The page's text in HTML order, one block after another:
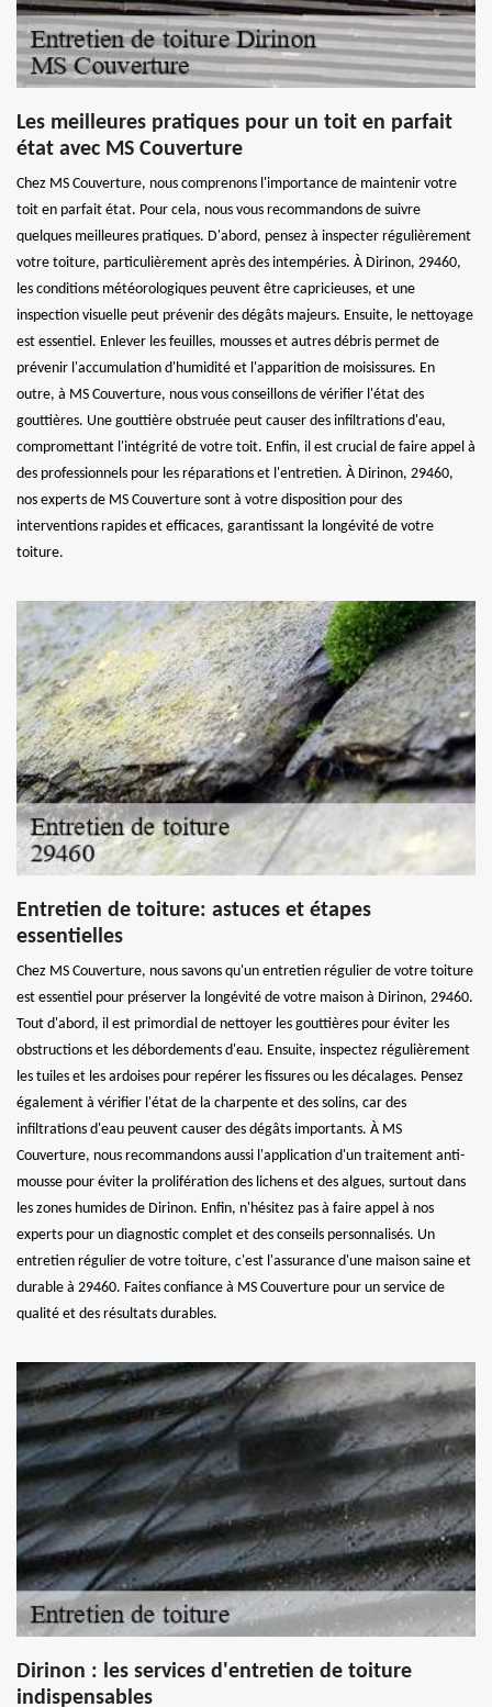
Les meilleures pratiques pour un toit en parfait
état avec MS Couverture
Chez MS Couverture, nous comprenons l'importance de maintenir votre
toit en parfait état. Pour cela, nous vous recommandons de suivre
quelques meilleures pratiques. D'abord, pensez à inspecter régulièrement
votre toiture, particulièrement après des intempéries. À Dirinon, 29460,
les conditions météorologiques peuvent être capricieuses, et une
inspection visuelle peut prévenir des dégâts majeurs. Ensuite, le nettoyage
est essentiel. Enlever les feuilles, mousses et autres débris permet de
prévenir l'accumulation d'humidité et l'apparition de moisissures. En
outre, à MS Couverture, nous vous conseillons de vérifier l'état des
gouttières. Une gouttière obstruée peut causer des infiltrations d'eau,
compromettant l'intégrité de votre toit. Enfin, il est crucial de faire appel à
des professionnels pour les réparations et l'entretien. À Dirinon, 29460,
nos experts de MS Couverture sont à votre disposition pour des
interventions rapides et efficaces, garantissant la longévité de votre
toiture.
Entretien de toiture: astuces et étapes
essentielles
Chez MS Couverture, nous savons qu'un entretien régulier de votre toiture
est essentiel pour préserver la longévité de votre maison à Dirinon, 29460.
Tout d'abord, il est primordial de nettoyer les gouttières pour éviter les
obstructions et les débordements d'eau. Ensuite, inspectez régulièrement
les tuiles et les ardoises pour repérer les fissures ou les décalages. Pensez
également à vérifier l'état de la charpente et des solins, car des
infiltrations d'eau peuvent causer des dégâts importants. À MS
Couverture, nous recommandons aussi l'application d'un traitement anti-
mousse pour éviter la prolifération des lichens et des algues, surtout dans
les zones humides de Dirinon. Enfin, n'hésitez pas à faire appel à nos
experts pour un diagnostic complet et des conseils personnalisés. Un
entretien régulier de votre toiture, c'est l'assurance d'une maison saine et
durable à 29460. Faites confiance à MS Couverture pour un service de
qualité et des résultats durables.
Dirinon : les services d'entretien de toiture
indispensables